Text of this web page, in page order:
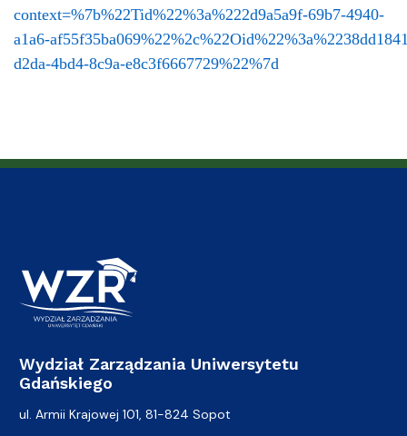
context=%7b%22Tid%22%3a%222d9a5a9f-69b7-4940-
a1a6-
d2da-4bd4-8c9a-e8c3f6667729%22%7d
Wydział Zarządzania Uniwersytetu
Gdańskiego
ul. Armii Krajowej 101, 81-824 Sopot